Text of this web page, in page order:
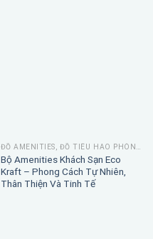
ĐỒ AMENITIES, ĐỒ TIÊU HAO PHÒNG TẮM
Bộ Amenities Khách Sạn Eco
Kraft – Phong Cách Tự Nhiên,
Thân Thiện Và Tinh Tế